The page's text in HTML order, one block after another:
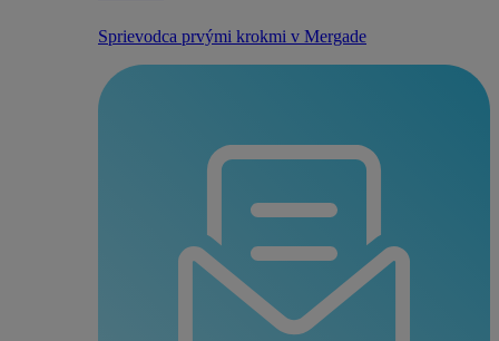
Sprievodca prvými krokmi v Mergade